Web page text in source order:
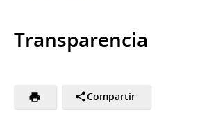
Transparencia
Compartir